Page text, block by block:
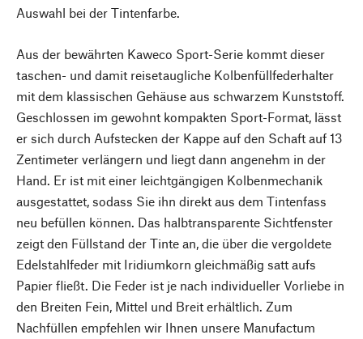
Auswahl bei der Tintenfarbe.
Aus der bewährten Kaweco Sport-Serie kommt dieser
taschen- und damit reisetaugliche Kolbenfüllfederhalter
mit dem klassischen Gehäuse aus schwarzem Kunststoff.
Geschlossen im gewohnt kompakten Sport-Format, lässt
er sich durch Aufstecken der Kappe auf den Schaft auf 13
Zentimeter verlängern und liegt dann angenehm in der
Hand. Er ist mit einer leichtgängigen Kolbenmechanik
ausgestattet, sodass Sie ihn direkt aus dem Tintenfass
neu befüllen können. Das halbtransparente Sichtfenster
zeigt den Füllstand der Tinte an, die über die vergoldete
Edelstahlfeder mit Iridiumkorn gleichmäßig satt aufs
Papier fließt. Die Feder ist je nach individueller Vorliebe in
den Breiten Fein, Mittel und Breit erhältlich. Zum
Nachfüllen empfehlen wir Ihnen unsere Manufactum